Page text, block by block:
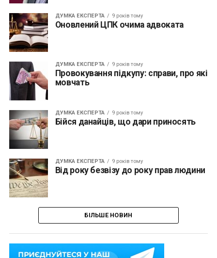
ДУМКА ЕКСПЕРТА 9 років тому
Оновлений ЦПК очима адвоката
ДУМКА ЕКСПЕРТА 9 років тому
Провокування підкупу: справи, про які
мовчать
ДУМКА ЕКСПЕРТА 9 років тому
Бійся данайців, що дари приносять
ДУМКА ЕКСПЕРТА 9 років тому
Від року безвізу до року прав людини
БІЛЬШЕ НОВИН